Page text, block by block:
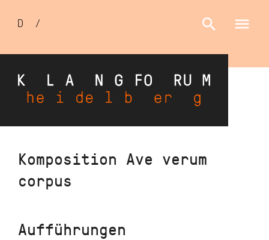
Direkt
Inhalt
Sprachumschalter
D /
Komposition Ave verum
corpus
Aufführungen